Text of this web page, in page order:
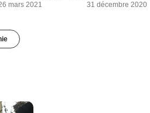
mars 2021 31 décembre 2020